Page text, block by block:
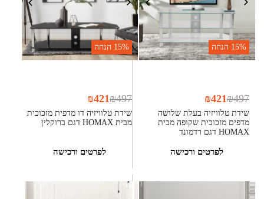
15% הנחה
שידת טלוויזיה בעלת שלושה
מדפים מזכוכית שקופה מבית
HOMAX דגם רדמונד
₪497
₪421
לפרטים ורכישה
15% הנחה
שידת טלוויזיה דו מדפית מזכוכית
מבית HOMAX דגם ברוקלין
₪497
₪421
לפרטים ורכישה